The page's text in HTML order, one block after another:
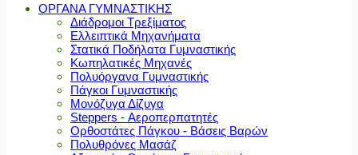
ΟΡΓΑΝΑ ΓΥΜΝΑΣΤΙΚΗΣ
Διάδρομοι Τρεξίματος
Ελλειπτικά Μηχανήματα
Στατικά Ποδήλατα Γυμναστικής
Κωπηλατικές Μηχανές
Πολυόργανα Γυμναστικής
Πάγκοι Γυμναστικής
Μονόζυγα Δίζυγα
Steppers - Αεροπερπατητές
Ορθοστάτες Πάγκου - Βάσεις Βαρών
Πολυθρόνες Μασάζ